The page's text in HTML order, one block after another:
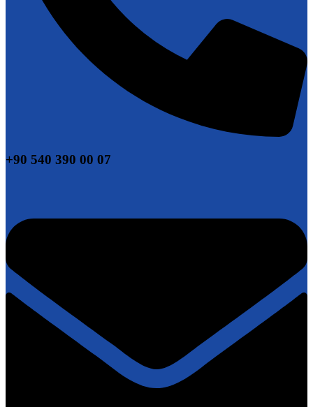
+90 540 390 00 07